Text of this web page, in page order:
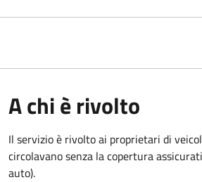
A chi è rivolto
Il servizio è rivolto ai proprietari di
circolavano senza la copertura
auto).